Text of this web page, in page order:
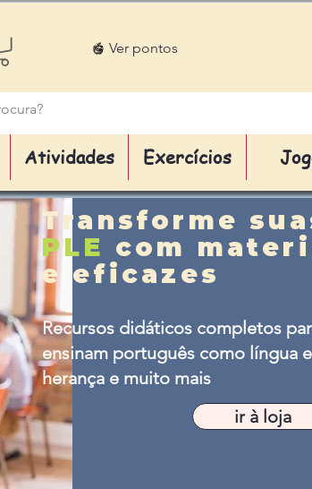
Ver pontos
Atividades Exercícios
Transforme
PLE com
e eficazes
Recursos didáticos completos
ensinam português como língua
herança e muito mais
ir à loja